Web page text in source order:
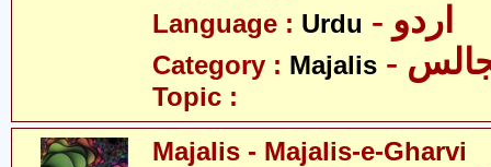
Language : Urdu - اردو
Category : Majalis
Topic :
Majalis - Majalis-e-Gharvi